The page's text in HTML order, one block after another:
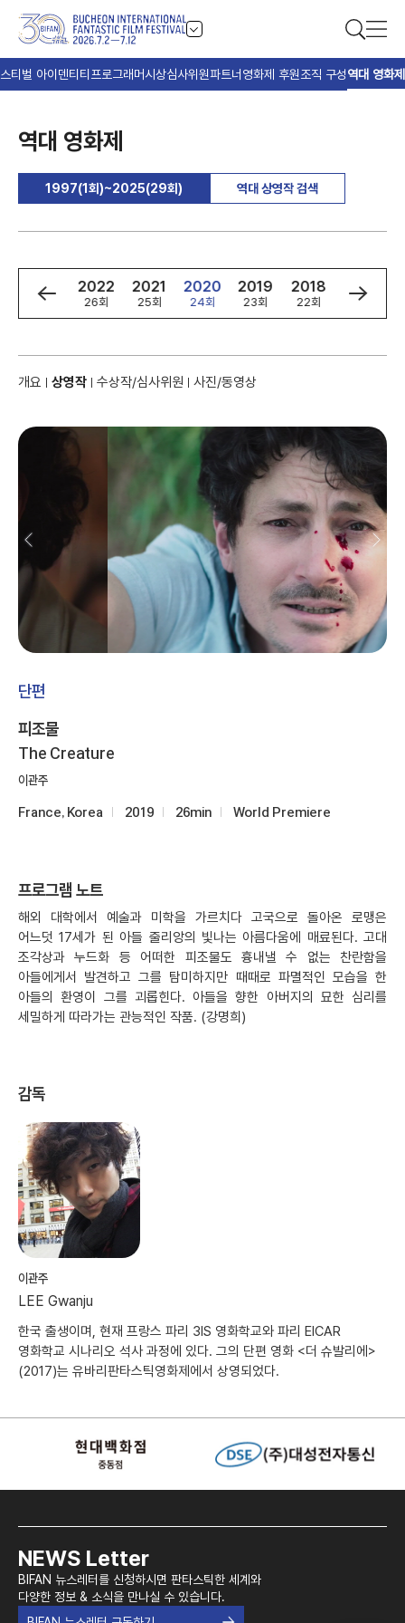
티벌 아이덴티티 프로그래머시상심사위원파트너 영화제 후원조직 구성역대 영화제
역대 영화제
1997(1회)~2025(29회) 역대 상영작 검색
2023
27회
2022
26회
2021
25회
2020
24회
2019
23회
2018
22회
2017
21회
개요 상영작 수상작/심사위원 사진/동영상
단편
피조물
The Creature
이관주
France, Korea 2019 26min World Premiere
프로그램 노트
해외 대학에서 예술과 미학을 가르치다 고국으로 돌아온 로맹은
어느덧 17세가 된 아들 줄리앙의 빛나는 아름다움에 매료된다. 고대
조각상과 누드화 등 어떠한 피조물도 흉내낼 수 없는 찬란함을
아들에게서 발견하고 그를 탐미하지만 때때로 파멸적인 모습을 한
아들의 환영이 그를 괴롭힌다. 아들을 향한 아버지의 묘한 심리를
세밀하게 따라가는 관능적인 작품. (강명희)
감독
이관주
LEE Gwanju
한국 출생이며, 현재 프랑스 파리 3IS 영화학교와 파리 EICAR
영화학교 시나리오 석사 과정에 있다. 그의 단편 영화 <더 슈발리에>
(2017)는 유바리판타스틱영화제에서 상영되었다.
NEWS Letter
BIFAN 뉴스레터를 신청하시면 판타스틱한 세계와
다양한 정보 & 소식을 만나실 수 있습니다.